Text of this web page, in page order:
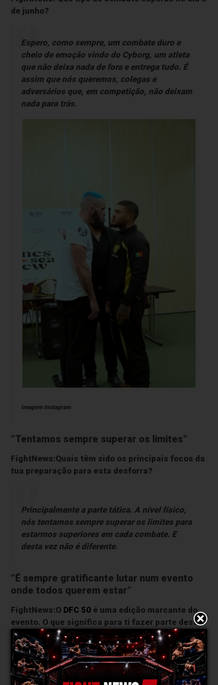
de junho?
Espero, como sempre, um combate duro e
cheio de emoção vindo do Cyborg, um atleta
que não deixa nada de fora e entrega tudo. É
assim que nós queremos, colegas e
adversários que, em competição, não deixam
nada para trás.
Imagem Instagram
“Tentamos sempre superar os limites”
FightNews:Quais têm sido os principais focos da
tua preparação para esta desforra?
Principalmente a parte tática. A nível físico,
nós tentamos sempre superar os limites para
estarmos superiores em cada combate. E
desta vez não é diferente.
“É sempre gratificante lutar num evento
onde todos querem estar”
FightNews:O DFC 50 é uma edição marcante do
evento. O que significa para ti fazer parte desta
edição?
ODFC é um evento com o qual fico sempre
empolgado com o convite, porque para além